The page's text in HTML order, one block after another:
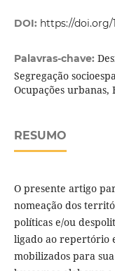
DOI: https://doi.org/
Palavras-chave:
Segregação
Ocupações urbanas,
RESUMO
O presente artigo
nomeação dos
políticas e/ou
ligado ao repertório
mobilizados para